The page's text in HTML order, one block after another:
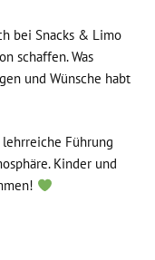
bei Snacks & Limo
schaffen. Was
und Wünsche habt
Führung
Kinder und